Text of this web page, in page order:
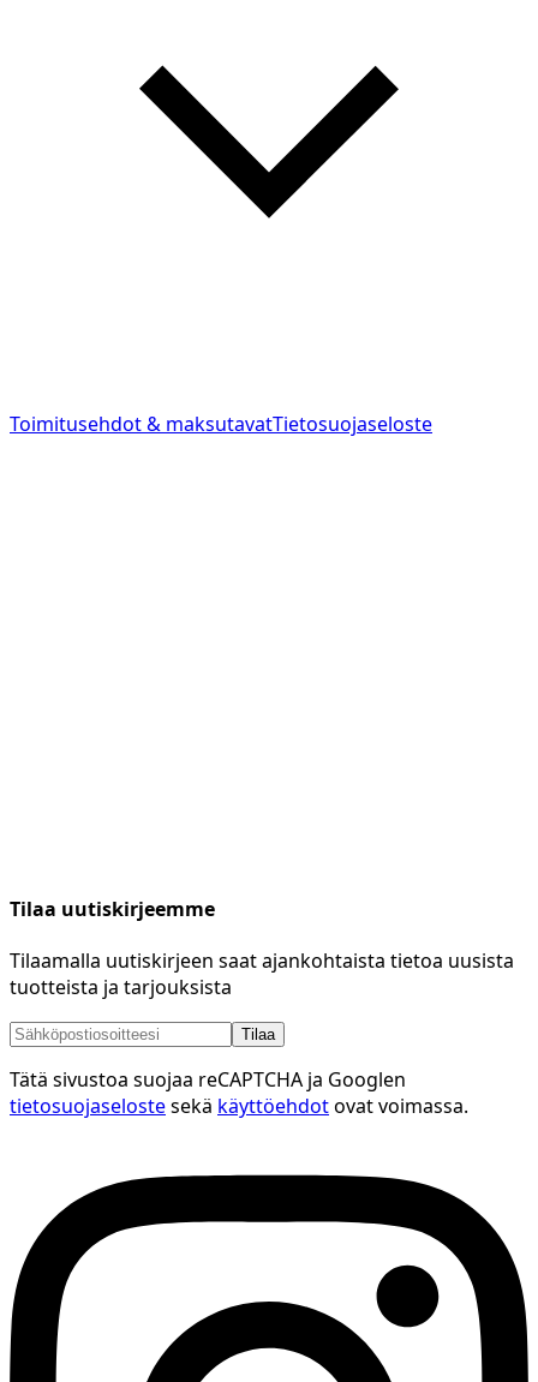
Toimitusehdot & maksutavatTietosuojaseloste
Tilaa uutiskirjeemme
Tilaamalla uutiskirjeen saat ajankohtaista tietoa uusista
tuotteista ja tarjouksista
Tilaa
Tätä sivustoa suojaa reCAPTCHA ja Googlen
tietosuojaselostesekä käyttöehdotovat voimassa.